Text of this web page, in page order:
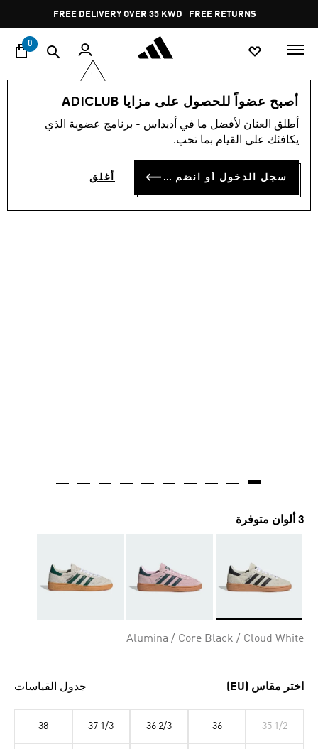
Pause
promotion
rotation
FREE DELIVERY OVER 35 KWD FREE RETURNS
0
أصبح عضواً للحصول على مزايا ADICLUB
أطلق العنان لأفضل ما في أديداس - برنامج عضوية الذي
يكافئك على القيام بما تحب.
سجل الدخول أو انضم الآن أغلق
اسلوب حياة العلامات التجارية أوريجينالز أحذية
حذاء HANDBALL SPEZIAL
KD 39.75
3 ألوان متوفرة
Alumina / Core Black / Cloud White
اختر مقاس (EU) جدول القياسات
35 1/2
36
36 2/3
37 1/3
38